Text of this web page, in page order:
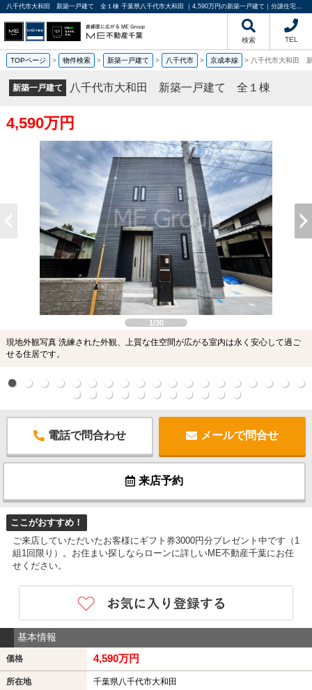
八千代市大和田 新築一戸建て 全１棟 千葉県八千代市大和田 ｜4,590万円の新築一戸建て｜分譲住宅や新築物件｜ME不動産千葉
検索 TEL
TOPページ > 物件検索 > 新築一戸建て > 八千代市 > 京成本線 > 八千代市大和田
新築一戸建て 八千代市大和田 新築一戸建て 全１棟
4,590万円
1/30
現地外観写真 洗練された外観、上質な住空間が広がる室内は永く安心して過ご
せる住居です。
電話で問合わせ メールで問合せ
来店予約
ここがおすすめ！
ご来店していただいたお客様にギフト券3000円分プレゼント中です（1
組1回限り）。お住まい探しならローンに詳しいME不動産千葉にお任
せください。
基本情報
価格 4,590万円
所在地 千葉県八千代市大和田